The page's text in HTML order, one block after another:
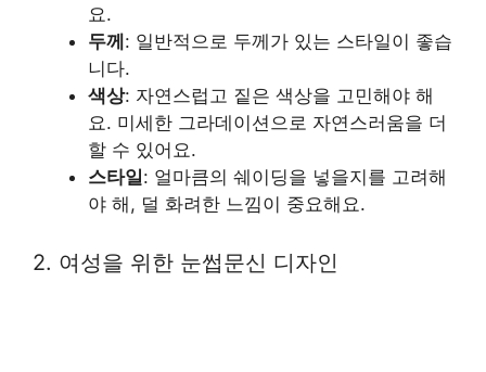
요.
두께 : 일반적으로 두께가 있는 스타일이 좋습
니다.
색상: 자연스럽고 짙은 색상을 고민해야 해
요. 미세한 그라데이션으로 자연스러움을 더
할 수 있어요.
스타일: 얼마큼의 쉐이딩을 넣을지를 고려해
야 해, 덜 화려한 느낌이 중요해요.
2. 여성을 위한 눈썹문신 디자인